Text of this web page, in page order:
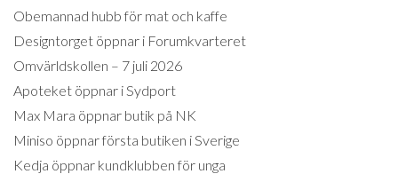
Obemannad hubb för mat och kaffe
Designtorget öppnar i Forumkvarteret
Omvärldskollen – 7 juli 2026
Apoteket öppnar i Sydport
Max Mara öppnar butik på NK
Miniso öppnar första butiken i Sverige
Kedja öppnar kundklubben för unga